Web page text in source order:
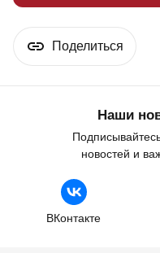
Поделиться
Наши
новостей и
ВКонтакте